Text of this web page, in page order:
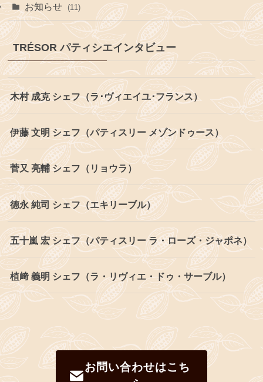
お知らせ (11)
TRÉSOR パティシエインタビュー
木村 成克 シェフ（ラ･ヴィエイユ･フランス）
伊藤 文明 シェフ（パティスリー メゾンドゥース）
菅又 亮輔 シェフ（リョウラ）
德永 純司 シェフ（エキリーブル）
五十嵐 宏 シェフ（パティスリー ラ・ローズ・ジャポネ）
植﨑 義明 シェフ（ラ・リヴィエ・ドゥ・サーブル）
お問い合わせはこち